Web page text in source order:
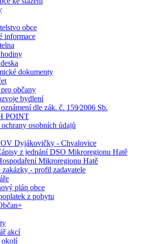
obce
informace
dokumenty
občany
bydlení
dle zák. č. 159⁄2006 Sb.
POINT
ochrany osobních údajů
Dyjákovičky - Chvalovice
z jednání DSO Mikroregionu Hatě
Mikroregionu Hatě
zakázky - profil zadavatele
plán obce
z pobytu
akcí
okolí